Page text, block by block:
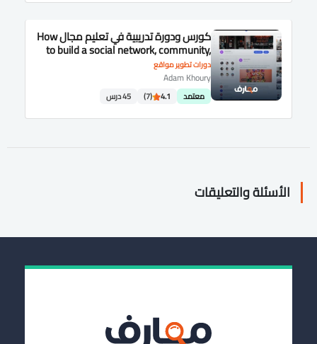
دورات تطوير مواقع
كورس ودورة تدريبية في تعليم مجال How
to build a social network, community,
php mysql web site
Adam Khoury
معتمد 4.1
(7) 45 درس
الأسئلة والتعليقات